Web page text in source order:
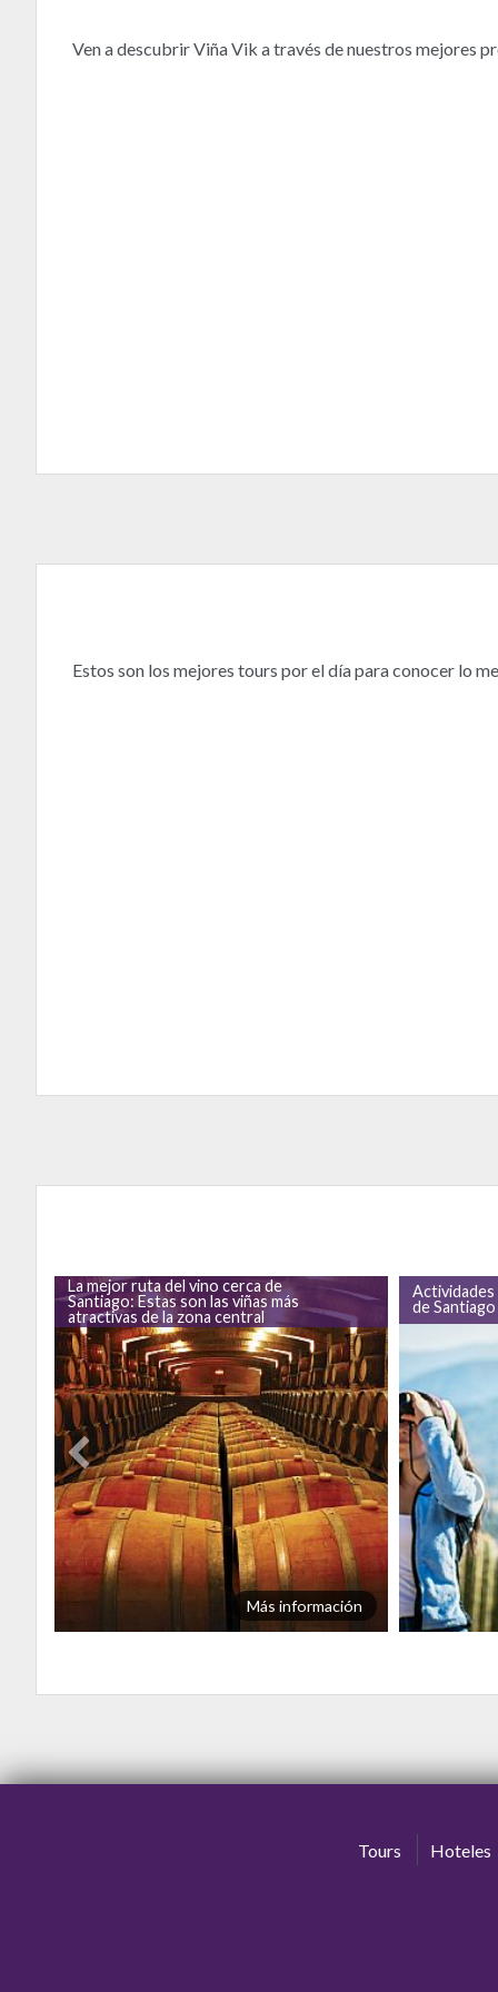
Ven a descubrir Viña Vik a través de nuestros mejores
Estos son los mejores tours por el día para conocer lo
La mejor ruta del vino cerca de
Santiago: Estas son las viñas más
atractivas de la zona central
Más información
de Santiago
Tours Hoteles